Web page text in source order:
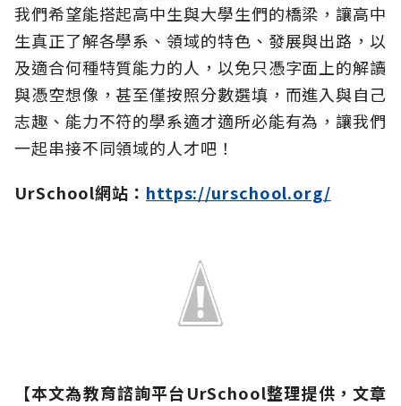
我們希望能搭起高中生與大學生們的橋梁，讓高中
生真正了解各學系、領域的特色、發展與出路，以
及適合何種特質能力的人，以免只憑字面上的解讀
與憑空想像，甚至僅按照分數選填，而進入與自己
志趣、能力不符的學系適才適所必能有為，讓我們
一起串接不同領域的人才吧！
UrSchool網站： https://urschool.org/
【本文為教育諮詢平台UrSchool整理提供，文章